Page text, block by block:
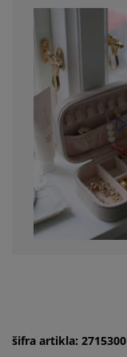
šifra artikla: 2715300